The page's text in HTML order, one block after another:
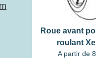
Roue avant
roulant
A partir de